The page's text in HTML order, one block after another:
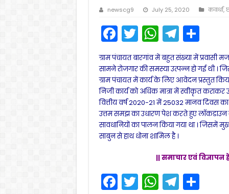
newscg9 July 25, 2020 कवर्धा,
F
a
c
e
b
o
o
T
w
itt
er
W
h
a
ts
A
p
p
T
el
e
gr
a
m
S
h
ar
e
ग्राम पंचायत बारगांव में बहुत संख्या में
सामने रोजगार की समस्या उत्पन्न हो गई थी ।
ग्राम पंचायत में कार्य के लिए आवेदन प्रस्तुत किया
निजी कार्य को अधिक मात्रा में स्वीकृत कराकर
वित्तीय वर्ष 2020-21 में 25032 मानव दिवस का
उत्तम समझ का उधारण पेश करते हुए लाॅकडाउन
सावधानियों का पालन किया गया था ।
साबुन से हाथ धोना शामिल है ।
|| समाचार एवं
F T W T S